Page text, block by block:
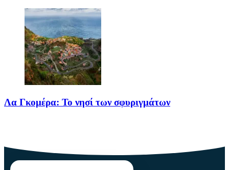
Λα Γκομέρα: Το νησί των σφυριγμάτων